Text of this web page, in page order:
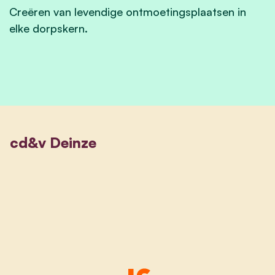
Creëren van levendige ontmoetingsplaatsen in
elke dorpskern.
cd&v Deinze